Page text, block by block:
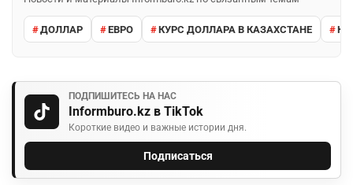
ДОЛЛАР ЕВРО КУРС ДОЛЛАРА В КАЗАХСТАНЕ
ПОДПИШИТЕСЬ НА НАС
Informburo.kz в TikTok
Короткие видео и важные истории дня.
Подписаться